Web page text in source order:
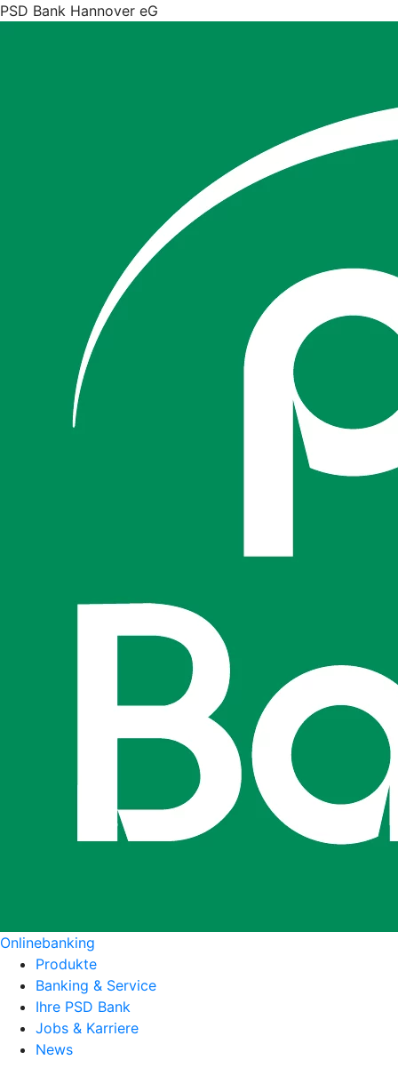
PSD Bank Hannover eG
Onlinebanking
Produkte
Banking & Service
Ihre PSD Bank
Jobs & Karriere
News